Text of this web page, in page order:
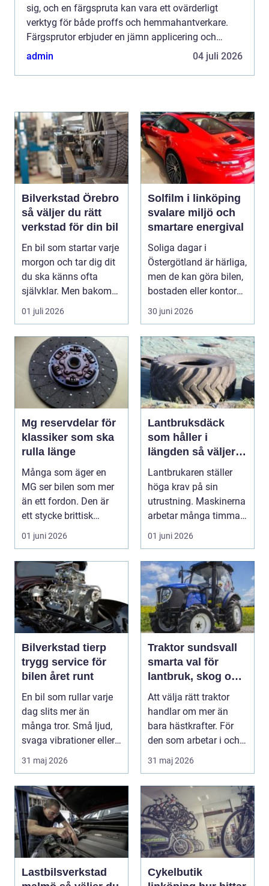
sig, och en färgspruta kan vara ett ovärderligt
verktyg för både proffs och hemmahantverkare.
Färgsprutor erbjuder en jämn applicering och
snabbare arbetstemp...
admin 04 juli 2026
Bilverkstad Örebro
så väljer du rätt
verkstad för din bil
En bil som startar varje
morgon och tar dig dit
du ska känns ofta
självklar. Men bakom
varje problem...
01 juli 2026
Solfilm i linköping
svalare miljö och
smartare energival
Soliga dagar i
Östergötland är härliga,
men de kan göra bilen,
bostaden eller kontoret
varma och blä...
30 juni 2026
Mg reservdelar för
klassiker som ska
rulla länge
Många som äger en
MG ser bilen som mer
än ett fordon. Den är
ett stycke brittisk
bilhistoria, en hob...
01 juni 2026
Lantbruksdäck
som håller i
längden så väljer
du rätt
Lantbrukaren ställer
höga krav på sin
utrustning. Maskinerna
arbetar många timmar,
ofta i tuff miljö...
01 juni 2026
Bilverkstad tierp
trygg service för
bilen året runt
En bil som rullar varje
dag slits mer än
många tror. Små ljud,
svaga vibrationer eller
en varningsla...
31 maj 2026
Traktor sundsvall
smarta val för
lantbruk, skog och
gårdsarbete
Att välja rätt traktor
handlar om mer än
bara hästkrafter. För
den som arbetar i och
runt Sundsvall ...
31 maj 2026
Lastbilsverkstad
Cykelbutik